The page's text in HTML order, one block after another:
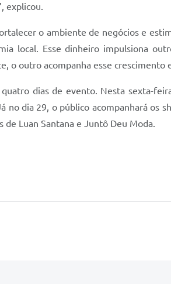
explicou.
o ambiente de negócios e
local. Esse dinheiro impulsiona
o outro acompanha esse crescimento
dias de evento. Nesta sexta-
no dia 29, o público acompanhará os
Luan Santana e Juntô Deu Moda.